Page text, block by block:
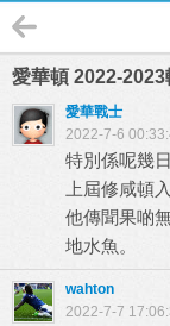
愛華頓 2022-
愛華戰士
2022-7-6
特別係呢幾
上屆修咸頓
他傳聞果啲
地水魚。
wahton
2022-7-7